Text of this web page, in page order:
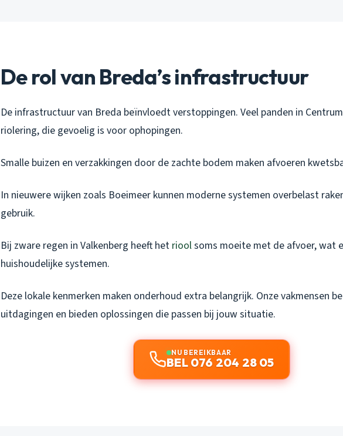
De rol van Breda’s infrastructuur
De infrastructuur van Breda beïnvloedt verstoppingen. Veel panden in
riolering, die gevoelig is voor ophopingen.
Smalle buizen en verzakkingen door de zachte bodem maken afvoeren
In nieuwere wijken zoals Boeimeer kunnen moderne systemen overbelast
gebruik.
Bij zware regen in Valkenberg heeft het rioolsoms moeite met de afvoer, wat
huishoudelijke systemen.
Deze lokale kenmerken maken onderhoud extra belangrijk. Onze vakmensen
uitdagingen en bieden oplossingen die passen bij jouw situatie.
NU BEREIKBAAR
BEL 076 204 28 05